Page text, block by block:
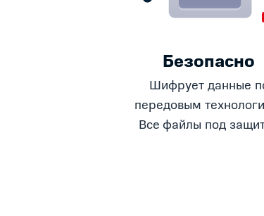
Безопасно
Шифрует данные
передовым
Все файлы под